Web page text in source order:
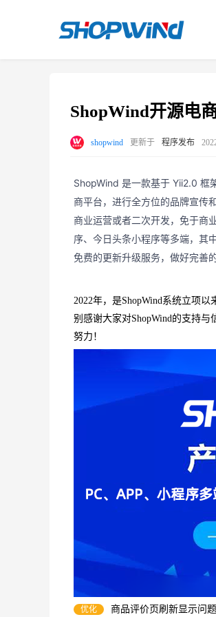
ShopWind开源电
shopwind 更新于 程序发布
ShopWind 是一款基于 Yii2.0 框
商平台，进行全方位的品牌宣传
商业运营或者二次开发，免于商
序、今日头条小程序等多端，其
免费的更新升级服务，做好完善
2022年，是ShopWind系统立项
别感谢大家对ShopWind的支持
努力！
优化 商品评价页刷新显示问题